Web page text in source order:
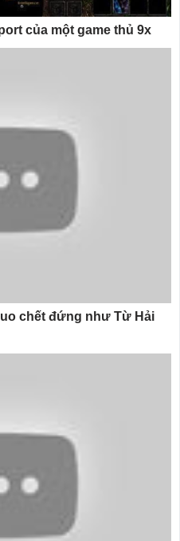
của một game thủ 9x
chết đứng như Từ Hải